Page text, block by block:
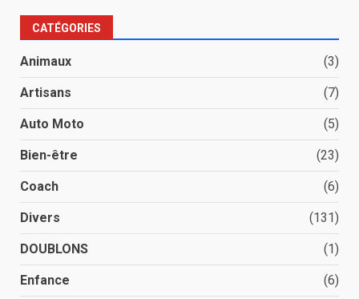
CATÉGORIES
Animaux (3)
Artisans (7)
Auto Moto (5)
Bien-être (23)
Coach (6)
Divers (131)
DOUBLONS (1)
Enfance (6)